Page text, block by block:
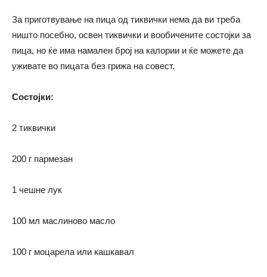
За приготвување на пица од тиквички нема да ви треба
ништо посебно, освен тиквички и вообичените состојки за
пица, но ќе има намален број на калории и ќе можете да
уживате во пицата без грижа на совест.
Состојки:
2 тиквички
200 г пармезан
1 чешне лук
100 мл маслиново масло
100 г моцарела или кашкавал